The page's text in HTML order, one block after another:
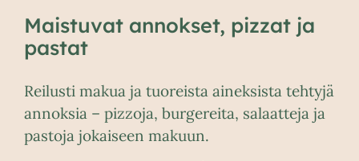
Maistuvat annokset, pizzat ja
pastat
Reilusti makua ja tuoreista aineksista tehtyjä
annoksia – pizzoja, burgereita, salaatteja ja
pastoja jokaiseen makuun.